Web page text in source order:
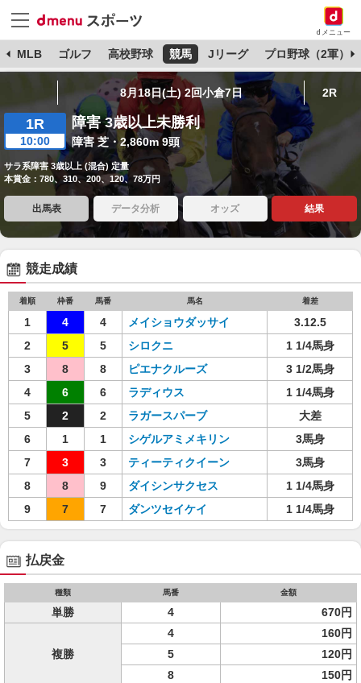
dメニュー
MLB ゴルフ 高校野球 競馬 Jリーグ プロ野球（2軍）
8月18日(土) 2回小倉7日 2R
1R
10:00
障害 3歳以上未勝利
障害 芝・2,860m 9頭
サラ系障害 3歳以上 (混合) 定量
本賞金：780、310、200、120、78万円
出馬表 データ分析 オッズ 結果
競走成績
着順 枠番 馬番 馬名 着差
1 4 4 メイショウダッサイ
3.12.5
2
5 5 シロクニ
1 1/4馬身
3
8 8 ピエナクルーズ
3 1/2馬身
4
6 6 ラディウス
1 1/4馬身
5
2 2 ラガースパーブ
大差
6
1 1 シゲルアミメキリン
3馬身
7
3 3 ティーティクイーン
3馬身
8
8 9 ダイシンサクセス
1 1/4馬身
9
7 7 ダンツセイケイ 1 1/4馬身
払戻金
種類 馬番 金額
単勝 4 670円
複勝
4
160円
5
120円
8
150円